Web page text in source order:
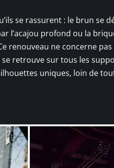
se rassurent : le brun se
l’acajou profond ou la
renouveau ne concerne
retrouve sur tous les
uniques, loin de